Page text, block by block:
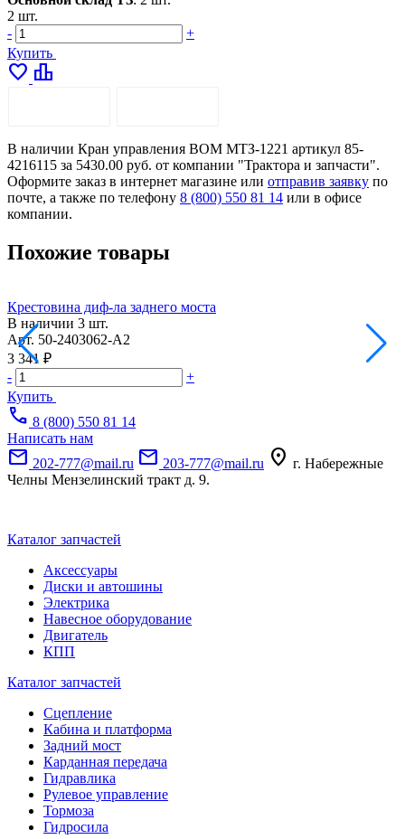
2 шт.
-
+
Купить
favorite leaderboard
В наличии Кран управления ВОМ МТЗ-1221 артикул 85-
4216115 за 5430.00 руб. от компании "Трактора и запчасти".
Оформите заказ в интернет магазине или отправив заявку по
почте, а также по телефону 8 (800) 550 81 14 или в офисе
компании.
Похожие товары
Крестовина диф-ла заднего моста
В наличии 3 шт.
Арт. 50-2403062-А2
3 341 ₽
-
+
Купить
call 8 (800) 550 81 14
Написать нам
mail 202-777@mail.ru mail 203-777@mail.ru location_on г. Набережные
Челны Мензелинский тракт д. 9.
Каталог запчастей
Аксессуары
Диски и автошины
Электрика
Навесное оборудование
Двигатель
КПП
Каталог запчастей
Сцепление
Кабина и платформа
Задний мост
Карданная передача
Гидравлика
Рулевое управление
Тормоза
Гидросила